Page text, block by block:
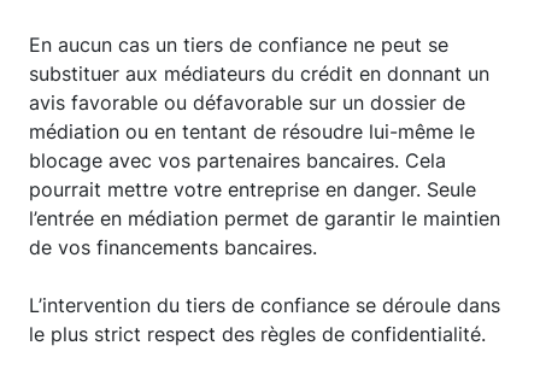
En aucun cas un tiers de confiance ne peut se
substituer aux médiateurs du crédit en donnant un
avis favorable ou défavorable sur un dossier de
médiation ou en tentant de résoudre lui-même le
blocage avec vos partenaires bancaires. Cela
pourrait mettre votre entreprise en danger. Seule
l’entrée en médiation permet de garantir le maintien
de vos financements bancaires.
L’intervention du tiers de confiance se déroule dans
le plus strict respect des règles de confidentialité.